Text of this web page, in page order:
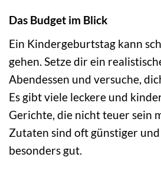
Das Budget im Blick
Ein Kindergeburtstag kann
gehen. Setze dir ein
Abendessen und versuche,
Es gibt viele leckere und
Gerichte, die nicht teuer sein
Zutaten sind oft günstiger und
besonders gut.